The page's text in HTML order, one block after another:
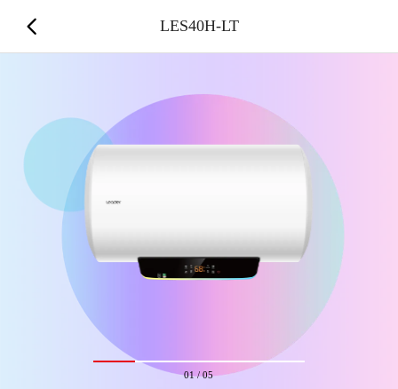
01/05
LES40H-LT